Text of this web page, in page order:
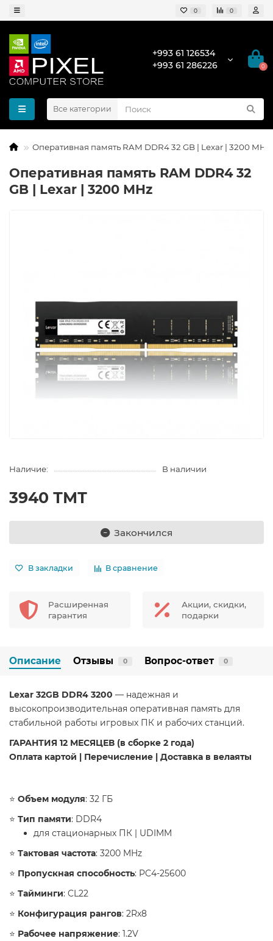
0 0
+993 61 126534
+993 61 286226
0
Все категории
Оперативная память RAM DDR4 32 GB | Lexar | 3200 MHz
Оперативная память RAM DDR4 32
GB | Lexar | 3200 MHz
Наличие: В наличии
3940 ТМТ
Закончился
В закладки В сравнение
Расширенная
гарантия
Акции, скидки,
подарки
Описание Отзывы 0 Вопрос-ответ 0
Lexar 32GB DDR4 3200 — надежная и
высокопроизводительная оперативная память для
стабильной работы игровых ПК и рабочих станций.
​ГАРАНТИЯ 12 МЕСЯЦЕВ (в сборке 2 года)
Оплата картой | Перечисление | Доставка в велаяты
​⭐️ Объем модуля: 32 ГБ
⭐️ Тип памяти: DDR4
для стационарных ПК | UDIMM
⭐️ Тактовая частота: 3200 MHz
⭐️ Пропускная способность: PC4-25600
⭐️ Тайминги: CL22
⭐️ Конфигурация рангов: 2Rx8
⭐️ Рабочее напряжение: 1.2V